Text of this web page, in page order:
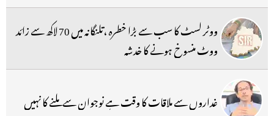
ووٹر لسٹ کا سب سے بڑا خطرہ ،تلنگانہ میں 70 لاکھ سے زائد
ووٹ منسوخ ہونے کا خدشہ
غداروں سے ملاقات کا وقت ہے نوجوان سے ملنے کا نہیں